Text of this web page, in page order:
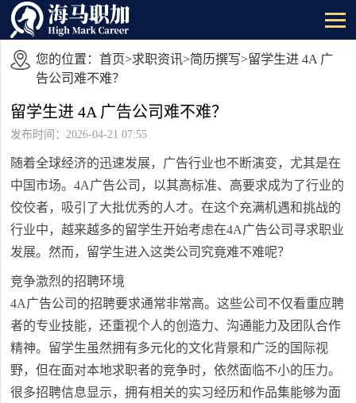
您的位置： 首页>求职资讯>简历撰写>留学生进 4A 广
告公司难不难？
留学生进 4A 广告公司难不难？
发布时间：2026-04-21 07:55
随着全球经济的迅速发展，广告行业也不断演变，尤其是在
中国市场。4A广告公司，以其高标准、高要求成为了行业的
佼佼者，吸引了大批优秀的人才。在这个充满机遇和挑战的
行业中，越来越多的留学生开始考虑在4A广告公司寻求职业
发展。然而，留学生进入这类公司究竟难不难呢？
竞争激烈的招聘环境
4A广告公司的招聘要求通常非常高。这些公司不仅看重应聘
者的专业技能，还重视个人的创造力、沟通能力及团队合作
精神。留学生虽然拥有多元化的文化背景和广泛的国际视
野，但在面对本地求职者的竞争时，依然面临不小的压力。
很多招聘信息显示，拥有相关的实习经历和作品集能够为面